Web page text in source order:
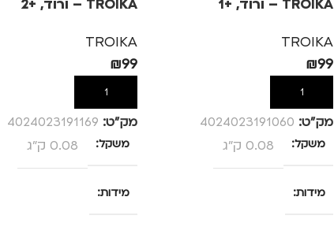
TROIKA – ורוד, +1
TROIKA
₪99
הוספה לסל
מק”ט: 4024023191060
משקל 0.08 ק"ג
מידות
TROIKA – ורוד, +2
TROIKA
₪99
הוספה לסל
מק”ט: 4024023191169
משקל 0.08 ק"ג
מידות